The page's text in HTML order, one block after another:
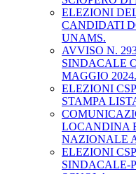
ELEZIONI
CANDIDATI
UNAMS.
AVVISO N.
SINDACALE
MAGGIO
ELEZIONI
STAMPA
LOCANDINA
NAZIONALE
ELEZIONI
SINDACALE-